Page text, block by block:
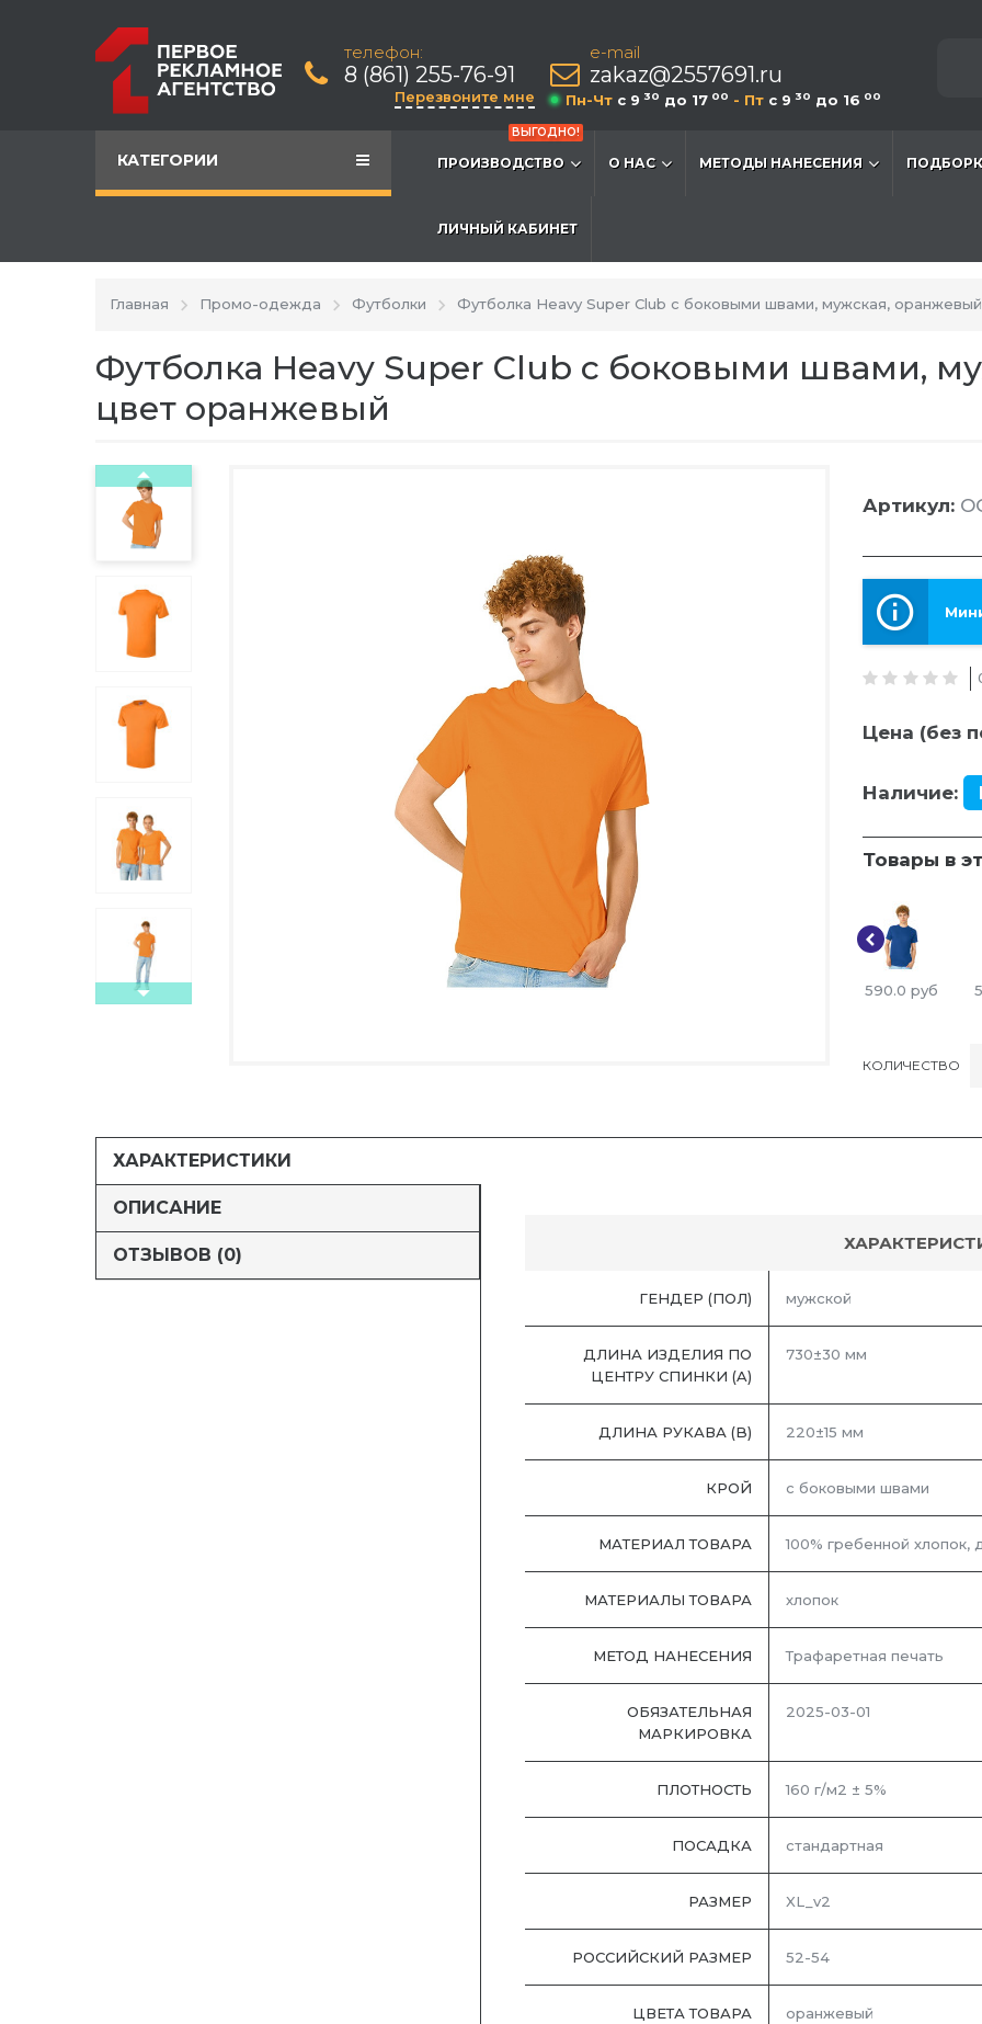
телефон:
8 (861) 255-76-91
Перезвоните мне
e-mail
zakaz@2557691.ru
Пн-Чт c 9 30 до 17 00 - Пт c 9 30 до 16 00
КАТЕГОРИИ
ВЫГОДНО!
ПРОИЗВОДСТВО О НАС МЕТОДЫ НАНЕСЕНИЯ
ЛИЧНЫЙ КАБИНЕТ
Главная Промо-одежда Футболки Футболка Heavy Super Club с боковыми швами, мужская, оранжевый
Футболка Heavy Super Club с боковыми швами,
цвет оранжевый
Артикул:
Цена (без
Наличие:
Товары в
590.0 руб
КОЛИЧЕСТВО
ХАРАКТЕРИСТИКИ
ОПИСАНИЕ
ОТЗЫВОВ (0)
ГЕНДЕР (ПОЛ) мужской
ДЛИНА ИЗДЕЛИЯ ПО
ЦЕНТРУ СПИНКИ (A)
730±30 мм
ДЛИНА РУКАВА (B) 220±15 мм
КРОЙ с боковыми швами
МАТЕРИАЛ ТОВАРА 100% гребенной хлопок,
МАТЕРИАЛЫ ТОВАРА хлопок
МЕТОД НАНЕСЕНИЯ Трафаретная печать
ОБЯЗАТЕЛЬНАЯ
МАРКИРОВКА
2025-03-01
ПЛОТНОСТЬ 160 г/м2 ± 5%
ПОСАДКА стандартная
РАЗМЕР XL_v2
РОССИЙСКИЙ РАЗМЕР 52-54
ЦВЕТА ТОВАРА оранжевый